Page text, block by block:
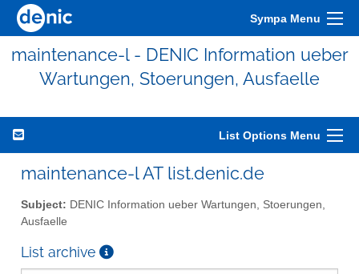
Sympa Menu
maintenance-l - DENIC Information ueber
Wartungen, Stoerungen, Ausfaelle
List Options Menu
maintenance-l AT list.denic.de
Subject: DENIC Information ueber Wartungen, Stoerungen,
Ausfaelle
List archive